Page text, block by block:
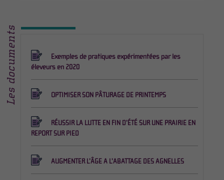
Les documents
Exemples de pratiques expérimentées par les
éleveurs en 2020
OPTIMISER SON PÂTURAGE DE PRINTEMPS
RÉUSSIR LA LUTTE EN FIN D’ÉTÉ SUR UNE PRAIRIE EN
REPORT SUR PIED
AUGMENTER L’ÂGE A L’ABATTAGE DES AGNELLES